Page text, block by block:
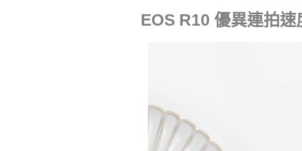
EOS R10 優異連拍